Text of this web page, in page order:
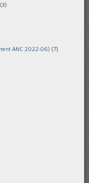
(3)
ANC 2022-06) (7)